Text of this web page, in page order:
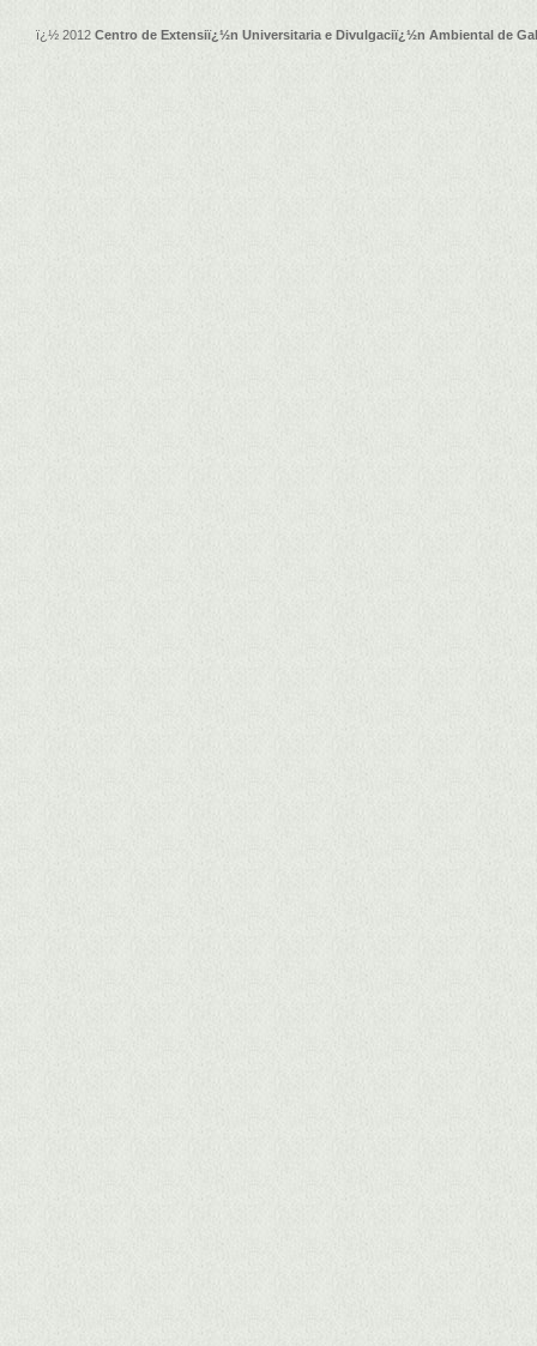
ï¿½ 2012Centro de Extensiï¿½n Universitaria e Divulgaciï¿½n Ambiental de